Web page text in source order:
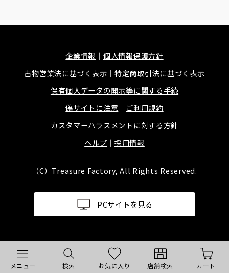
メニュー 検索 お気に入り 店舗検索 カート
企業情報
個人情報保護方針
古物営業法に基づく表示
特定商取引法に基づく表示
保有個人データの開示等に関する手続
偽サイトに注意
ご利用規約
カスタマーハラスメントに対する方針
ヘルプ
採用情報
（C）Treasure Factory, All Rights Reserved.
PCサイトを見る